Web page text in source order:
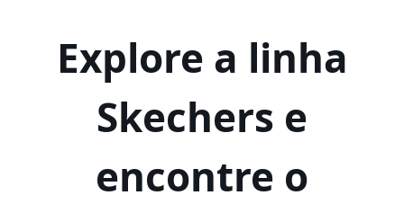
Explore a linha
Skechers e
encontre o